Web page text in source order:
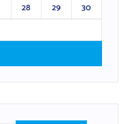
28 29
30